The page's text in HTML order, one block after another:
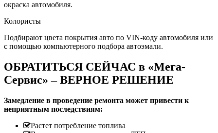
окраска автомобиля.
Колористы
Подбирают цвета покрытия авто по VIN-коду автомобиля или
с помощью компьютерного подбора автоэмали.
ОБРАТИТЬСЯ СЕЙЧАС в «Мега-
Сервис» – ВЕРНОЕ РЕШЕНИЕ
Замедление в проведение ремонта может привести к
неприятным последствиям:
Растет потребление топлива